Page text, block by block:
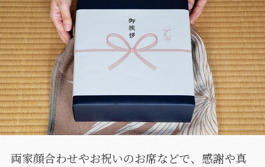
両家顔合わせやお祝いのお席などで、感謝や真